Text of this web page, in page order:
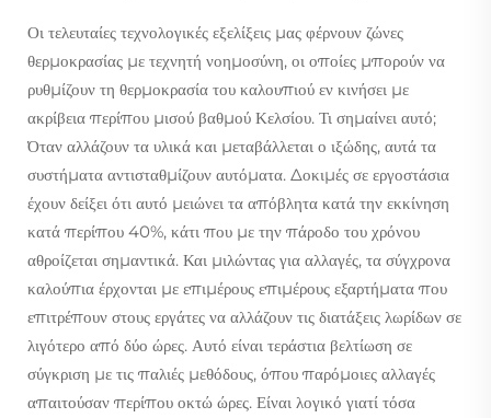
Οι τελευταίες τεχνολογικές εξελίξεις μας φέρνουν ζώνες
θερμοκρασίας με τεχνητή νοημοσύνη, οι οποίες μπορούν να
ρυθμίζουν τη θερμοκρασία του καλουπιού εν κινήσει με
ακρίβεια περίπου μισού βαθμού Κελσίου. Τι σημαίνει αυτό;
Όταν αλλάζουν τα υλικά και μεταβάλλεται ο ιξώδης, αυτά τα
συστήματα αντισταθμίζουν αυτόματα. Δοκιμές σε εργοστάσια
έχουν δείξει ότι αυτό μειώνει τα απόβλητα κατά την εκκίνηση
κατά περίπου 40%, κάτι που με την πάροδο του χρόνου
αθροίζεται σημαντικά. Και μιλώντας για αλλαγές, τα σύγχρονα
καλούπια έρχονται με επιμέρους επιμέρους εξαρτήματα που
επιτρέπουν στους εργάτες να αλλάζουν τις διατάξεις λωρίδων σε
λιγότερο από δύο ώρες. Αυτό είναι τεράστια βελτίωση σε
σύγκριση με τις παλιές μεθόδους, όπου παρόμοιες αλλαγές
απαιτούσαν περίπου οκτώ ώρες. Είναι λογικό γιατί τόσα